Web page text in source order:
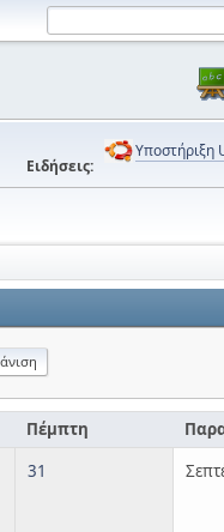
Ειδήσεις:
Υποστήριξη
Πέμπτη
31